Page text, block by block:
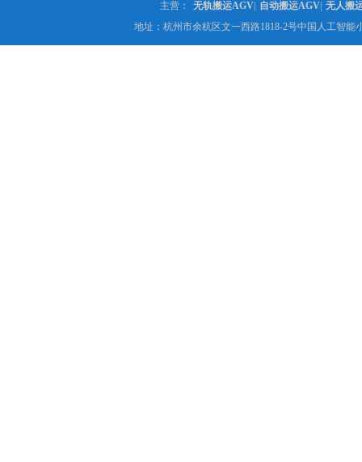
主营： 无轨搬运AGV 自动搬运AGV 无人搬
地址：杭州市余杭区文一西路1818-2号中国人工智能